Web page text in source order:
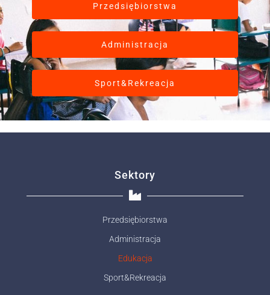
Przedsiębiorstwa
Administracja
Sport&Rekreacja
Sektory
Przedsiębiorstwa
Administracja
Edukacja
Sport&Rekreacja